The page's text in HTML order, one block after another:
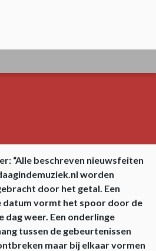
“Alle beschreven nieuwsfeiten
worden
door het getal. Een
datum vormt het spoor door de
dag weer. Een onderlinge
tussen de gebeurtenissen
maar bij elkaar vormen